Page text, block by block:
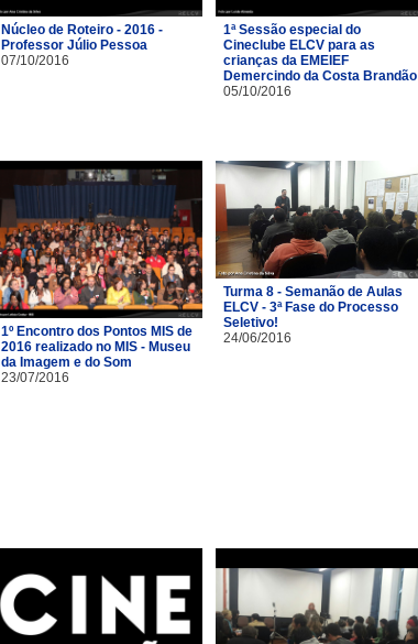
Núcleo de Roteiro - 2016 -
Professor Júlio Pessoa
07/10/2016
1ª Sessão especial do
Cineclube ELCV para as
crianças da EMEIEF
Demercindo da Costa Brandão
05/10/2016
1º Encontro dos Pontos MIS de
2016 realizado no MIS - Museu
da Imagem e do Som
23/07/2016
Turma 8 - Semanão de Aulas
ELCV - 3ª Fase do Processo
Seletivo!
24/06/2016